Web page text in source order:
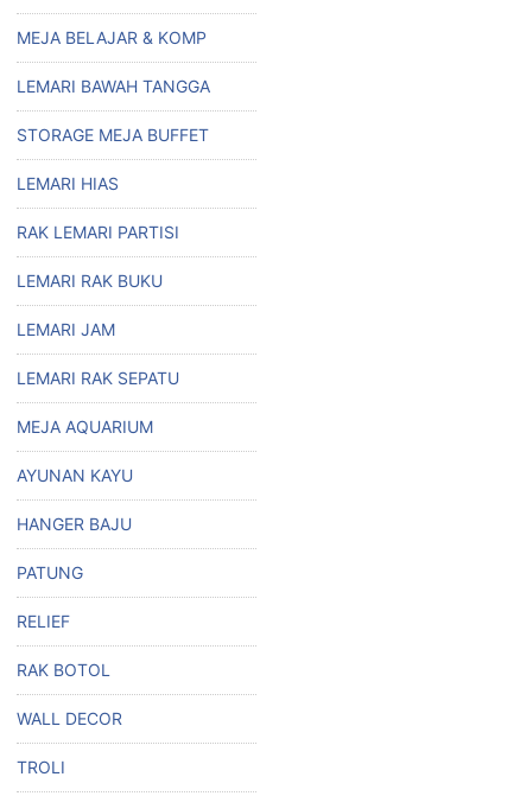
MEJA BELAJAR & KOMP
LEMARI BAWAH TANGGA
STORAGE MEJA BUFFET
LEMARI HIAS
RAK LEMARI PARTISI
LEMARI RAK BUKU
LEMARI JAM
LEMARI RAK SEPATU
MEJA AQUARIUM
AYUNAN KAYU
HANGER BAJU
PATUNG
RELIEF
RAK BOTOL
WALL DECOR
TROLI